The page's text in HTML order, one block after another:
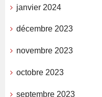
janvier 2024
décembre 2023
novembre 2023
octobre 2023
septembre 2023